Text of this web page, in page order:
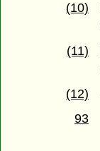
(10)
(11)
(12)
93